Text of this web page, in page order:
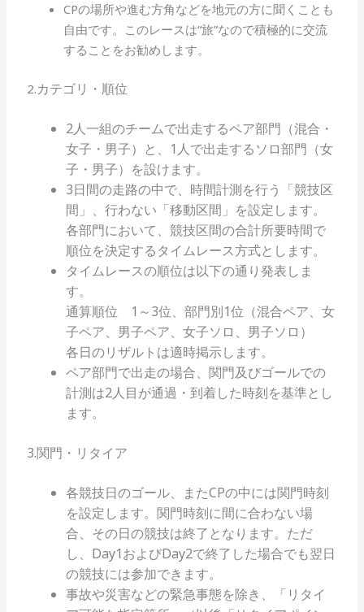
CPの場所や進む方角などを地元の方に聞くことも
自由です。このレースは“旅”なので積極的に交流
することをお勧めします。
2.カテゴリ・順位
2人一組のチームで出走するペア部門（混合・
女子・男子）と、1人で出走するソロ部門（女
子・男子）を設けます。
3日間の走路の中で、時間計測を行う「競技区
間」、行わない「移動区間」を設定します。
各部門において、競技区間の合計所要時間で
順位を決定するタイムレース方式とします。
タイムレースの順位は以下の通り発表しま
す。
通算順位 1～3位、部門別1位（混合ペア、女
子ペア、男子ペア、女子ソロ、男子ソロ）
各日のリザルトは適時掲示します。
ペア部門で出走の場合、関門及びゴールでの
計測は2人目が通過・到着した時刻を基準とし
ます。
3.関門・リタイア
各競技日のゴール、またCPの中には関門時刻
を設定します。関門時刻に間に合わない場
合、その日の競技は終了となります。ただ
し、Day1およびDay2で終了した場合でも翌日
の競技には参加できます。
事故や災害などの緊急事態を除き、「リタイ